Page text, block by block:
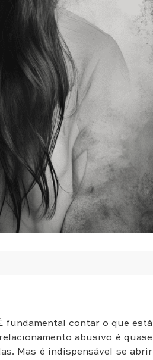
fundamental contar o que está
abusivo é quase
Mas é indispensável se abrir